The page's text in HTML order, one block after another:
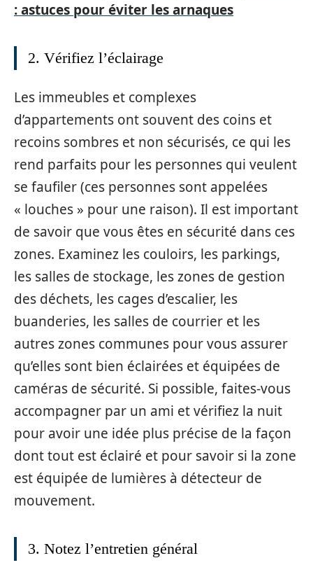
: astuces pour éviter les arnaques
2. Vérifiez l’éclairage
Les immeubles et complexes
d’appartements ont souvent des coins et
recoins sombres et non sécurisés, ce qui les
rend parfaits pour les personnes qui veulent
se faufiler (ces personnes sont appelées
« louches » pour une raison). Il est important
de savoir que vous êtes en sécurité dans ces
zones. Examinez les couloirs, les parkings,
les salles de stockage, les zones de gestion
des déchets, les cages d’escalier, les
buanderies, les salles de courrier et les
autres zones communes pour vous assurer
qu’elles sont bien éclairées et équipées de
caméras de sécurité. Si possible, faites-vous
accompagner par un ami et vérifiez la nuit
pour avoir une idée plus précise de la façon
dont tout est éclairé et pour savoir si la zone
est équipée de lumières à détecteur de
mouvement.
3. Notez l’entretien général